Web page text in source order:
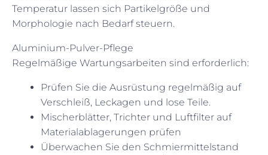
Temperatur lassen sich Partikelgröße und
Morphologie nach Bedarf steuern.
Aluminium-Pulver-Pflege
Regelmäßige Wartungsarbeiten sind erforderlich:
Prüfen Sie die Ausrüstung regelmäßig auf
Verschleiß, Leckagen und lose Teile.
Mischerblätter, Trichter und Luftfilter auf
Materialablagerungen prüfen
Überwachen Sie den Schmiermittelstand